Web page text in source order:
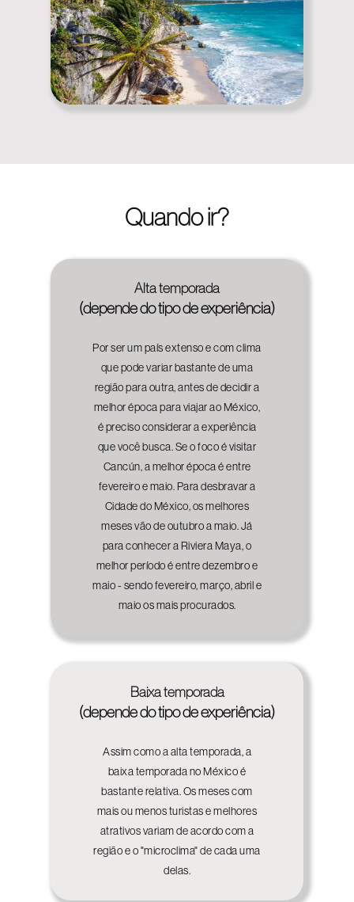
Quando ir?
Alta temporada
(depende do tipo de experiência)
Por ser um país extenso e com clima
que pode variar bastante de uma
região para outra, antes de decidir a
melhor época para viajar ao México,
é preciso considerar a experiência
que você busca. Se o foco é visitar
Cancún, a melhor época é entre
fevereiro e maio. Para desbravar a
Cidade do México, os melhores
meses vão de outubro a maio. Já
para conhecer a Riviera Maya, o
melhor período é entre dezembro e
maio - sendo fevereiro, março, abril e
maio os mais procurados.
Baixa temporada
(depende do tipo de experiência)
Assim como a alta temporada, a
baixa temporada no México é
bastante relativa. Os meses com
mais ou menos turistas e melhores
atrativos variam de acordo com a
região e o "microclima" de cada uma
delas.